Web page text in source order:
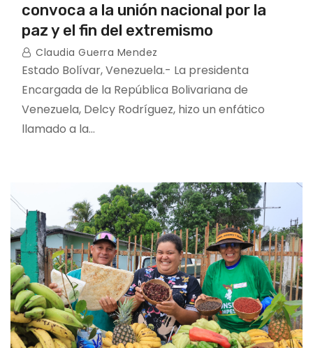
convoca a la unión nacional por la
paz y el fin del extremismo
Claudia Guerra Mendez
Estado Bolívar, Venezuela.- La presidenta
Encargada de la República Bolivariana de
Venezuela, Delcy Rodríguez, hizo un enfático
llamado a la…